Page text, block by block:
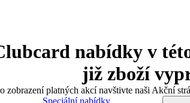
nabídky v
již zboží
zobrazení platných akcí navštivte naši Akční
Speciální nabídky